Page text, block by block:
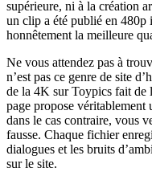
supérieure, ni à la création
un clip a été publié en 480p
honnêtement la meilleure
Ne vous attendez pas à
n’est pas ce genre de site
de la 4K sur Toypics fait de
page propose
dans le cas contraire, vous
fausse. Chaque fichier
dialogues et les bruits
sur le site.